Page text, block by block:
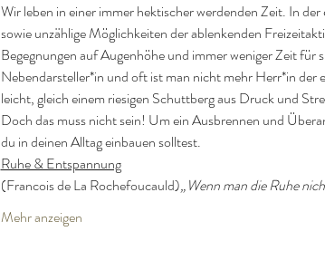
Wir leben in einer immer hektischer werdenden Zeit. In
sowie unzählige Möglichkeiten der ablenkenden
Begegnungen auf Augenhöhe und immer weniger Zeit
Nebendarsteller*in und oft ist man nicht mehr Herr*in der
leicht, gleich einem riesigen Schuttberg aus Druck und
Doch das muss nicht sein! Um ein Ausbrennen und
du in deinen Alltag einbauen solltest.
Ruhe & Entspannung
(Francois de La Rochefoucauld)„Wenn man die Ruhe
Mehr anzeigen